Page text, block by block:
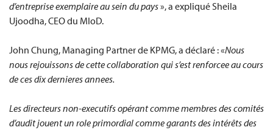
d’entreprise exemplaire au sein du pays», a expliqué Sheila
Ujoodha, CEO du MIoD.
John Chung, Managing Partner de KPMG, a déclaré : «Nous
nous rejouissons de cette collaboration qui s’est renforcee au cours
de ces dix dernieres annees.
Les directeurs non-executifs opérant comme membres des comités
d’audit jouent un role primordial comme garants des intérêts des